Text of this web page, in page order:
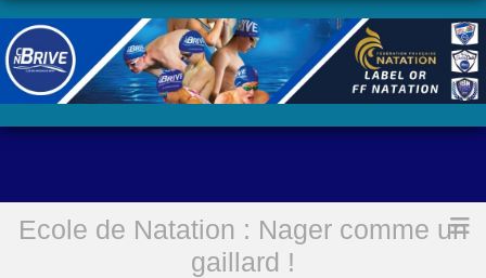
Ecole de Natation : Nager comme un
gaillard !
Accueil GG5 : Niveau Grands Gaillards